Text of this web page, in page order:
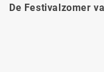
De Festivalzomer